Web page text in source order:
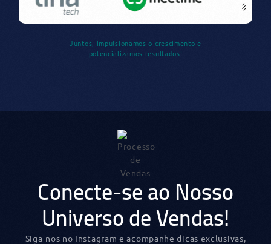
Juntos, impulsionamos o crescimento e
potencializamos resultados!
Conecte-se ao Nosso
Universo de Vendas!
Siga-nos no Instagram e acompanhe dicas exclusivas,